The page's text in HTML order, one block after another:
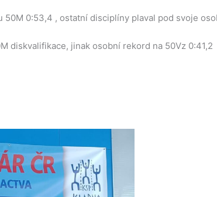
0:53,4 , ostatní disciplíny plaval pod svoje
diskvalifikace, jinak osobní rekord na 50Vz 0:41,2